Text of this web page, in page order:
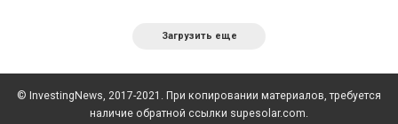
Загрузить еще
© InvestingNews, 2017-2021. При копировании материалов, требуется
наличие обратной ссылки supesolar.com.